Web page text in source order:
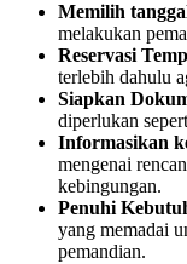
Memilih
melakukan
Reservasi
terlebih dahulu
Siapkan
diperlukan
Informasikan
mengenai
kebingungan.
Penuhi
yang memadai
pemandian.